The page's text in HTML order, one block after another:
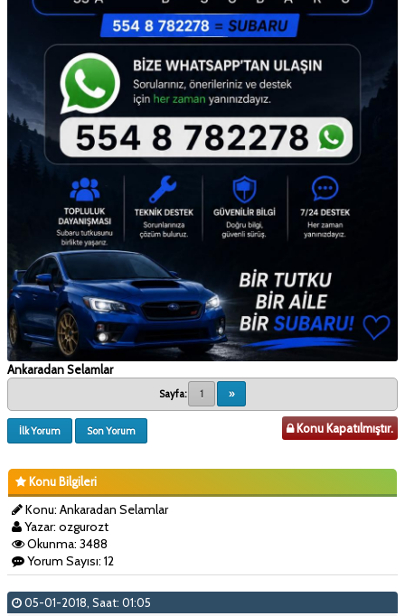
Ankaradan Selamlar
Sayfa: 1 »
İlk Yorum Son Yorum Konu Kapatılmıştır.
Konu Bilgileri
Konu: Ankaradan Selamlar
Yazar: ozgurozt
Okunma: 3488
Yorum Sayısı: 12
05-01-2018, Saat: 01:05